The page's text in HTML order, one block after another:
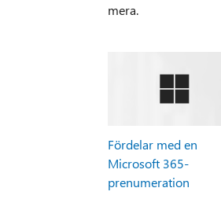
mera.
Fördelar med en
Microsoft 365-
prenumeration